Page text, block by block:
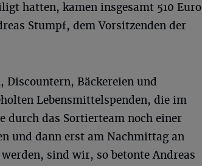
hatten, kamen insgesamt 510 Euro
Stumpf, dem Vorsitzenden der
Discountern, Bäckereien und
Lebensmittelspenden, die im
durch das Sortierteam noch einer
und dann erst am Nachmittag an
sind wir, so betonte Andreas